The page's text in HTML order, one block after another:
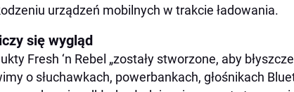
urządzeń mobilnych w trakcie ładowania.
się wygląd
Fresh ‘n Rebel „zostały stworzone, aby
o słuchawkach, powerbankach, głośnikach